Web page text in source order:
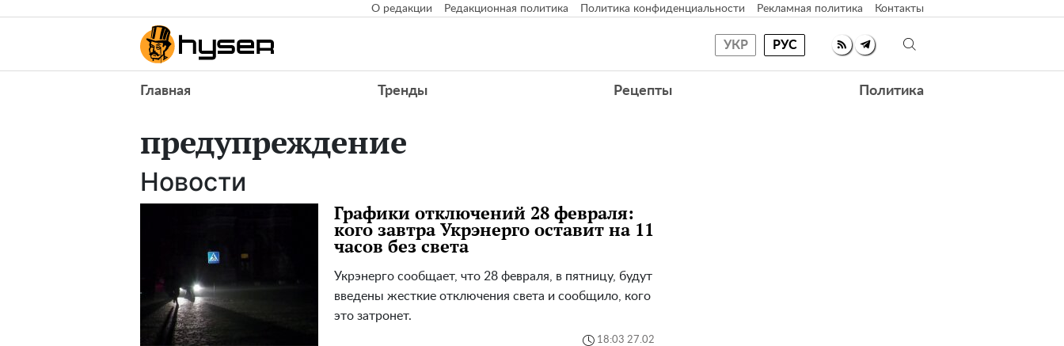
О редакции Редакционная политика Политика конфиденциальности Рекламная политика Контакты
УКР РУС
Главная Тренды Рецепты Политика
предупреждение
Новости
Графики отключений 28 февраля:
кого завтра Укрэнерго оставит на 11
часов без света
Укрэнерго сообщает, что 28 февраля, в пятницу, будут
введены жесткие отключения света и сообщило, кого
это затронет.
18:03 27.02